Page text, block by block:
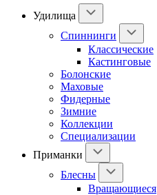
Удилища
Спиннинги
Классические
Кастинговые
Болонские
Маховые
Фидерные
Зимние
Коллекции
Специализации
Приманки
Блесны
Вращающиеся